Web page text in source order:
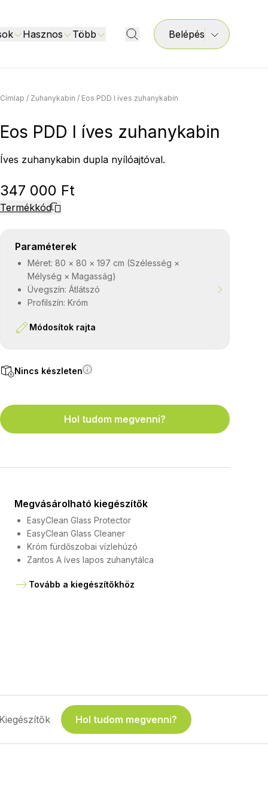
Hasznos Több Belépés
Címlap / Zuhanykabin / Eos PDD I íves zuhanykabin
Eos PDD I íves zuhanykabin
Íves zuhanykabin dupla nyílóajtóval.
347 000 Ft
Termékkód
Paraméterek
Méret: 80 × 80 × 197 cm (Szélesség ×
Mélység × Magasság)
Üvegszín: Átlátszó
Profilszín: Króm
Módosítok rajta
Nincs készleten
Hol tudom megvenni?
Megvásárolható kiegészítők
EasyClean Glass Protector
EasyClean Glass Cleaner
Króm fürdőszobai vízlehúzó
Zantos A íves lapos zuhanytálca
Tovább a kiegészítőkhöz
Kiegészítők Hol tudom megvenni?